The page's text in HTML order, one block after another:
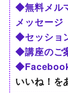
◆無料メル
メッセージ
◆セッショ
◆講座のご
いいね！を